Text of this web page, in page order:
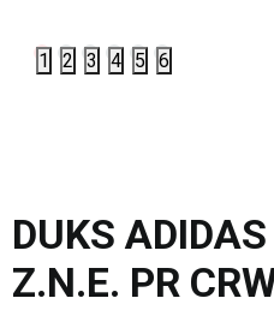
1 2 3 4 5 6
DUKS
Z.N.E. PR